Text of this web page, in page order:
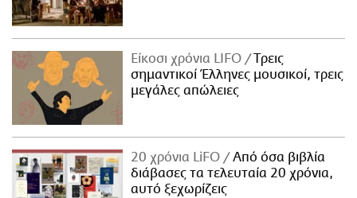
Είκοσι χρόνια LIFO
Tρεις
σημαντικοί Έλληνες μουσικοί, τρεις
μεγάλες απώλειες
20 χρόνια LiFO
Από όσα βιβλία
διάβασες τα τελευταία 20 χρόνια,
αυτό ξεχωρίζεις